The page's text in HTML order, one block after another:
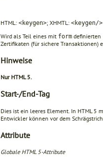
HTML: <keygen>; XHMTL: <keygen/>
Wird als Teil eines mit form definierten
Zertifikaten (für sichere Transaktionen)
Hinweise
Nur HTML 5.
Start-/End-Tag
Dies ist ein leeres Element. In HTML 5
Entwickler können vor dem
Attribute
Globale HTML 5-Attribute